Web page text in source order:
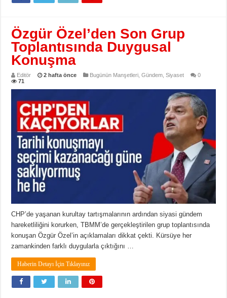
Özgür Özel’den Son Grup
Toplantısında Duygusal
Konuşma
Editör 2 hafta önce Bugünün Manşetleri ,Gündem ,Siyaset
0
71
CHP’de yaşanan kurultay tartışmalarının ardından siyasi gündem
hareketliliğini korurken, TBMM’de gerçekleştirilen grup toplantısında
konuşan Özgür Özel’in açıklamaları dikkat çekti. Kürsüye her
zamankinden farklı duygularla çıktığını …
Haberin Detayı İçin Tıklayınız